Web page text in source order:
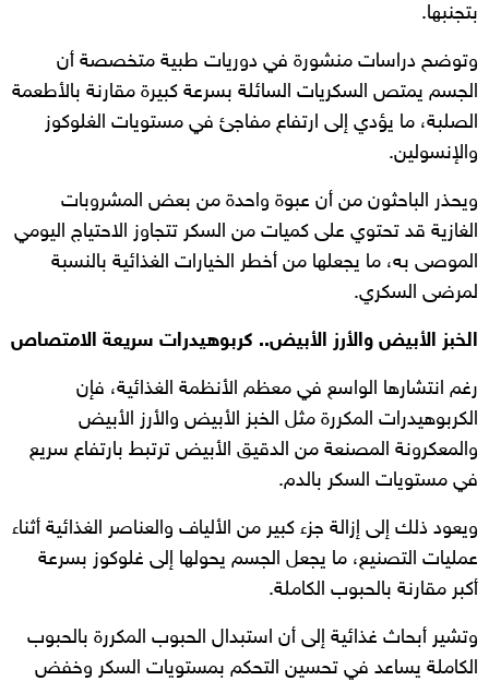
بتجنبها.
وتوضح دراسات منشورة في دوريات طبية متخصصة أن
الجسم يمتص السكريات السائلة بسرعة كبيرة مقارنة بالأطعمة
الصلبة، ما يؤدي إلى ارتفاع مفاجئ في مستويات الغلوكوز
والإنسولين.
ويحذر الباحثون من أن عبوة واحدة من بعض المشروبات
الغازية قد تحتوي على كميات من السكر تتجاوز الاحتياج اليومي
الموصى به، ما يجعلها من أخطر الخيارات الغذائية بالنسبة
لمرضى السكري.
الخبز الأبيض والأرز الأبيض.. كربوهيدرات سريعة الامتصاص
رغم انتشارها الواسع في معظم الأنظمة الغذائية، فإن
الكربوهيدرات المكررة مثل الخبز الأبيض والأرز الأبيض
والمعكرونة المصنعة من الدقيق الأبيض ترتبط بارتفاع سريع
في مستويات السكر بالدم.
ويعود ذلك إلى إزالة جزء كبير من الألياف والعناصر الغذائية أثناء
عمليات التصنيع، ما يجعل الجسم يحولها إلى غلوكوز بسرعة
أكبر مقارنة بالحبوب الكاملة.
وتشير أبحاث غذائية إلى أن استبدال الحبوب المكررة بالحبوب
الكاملة يساعد في تحسين التحكم بمستويات السكر وخفض